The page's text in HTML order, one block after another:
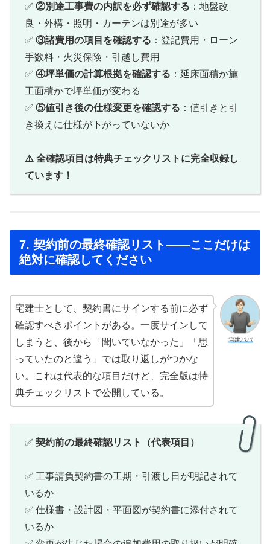
✅ ②別途工事費の内訳を必ず確認する ：地盤改
良・外構・照明・カーテンは別途が多い
✅ ③諸費用の項目を確認する ：登記費用・ローン
手数料・火災保険・引越し費用
✅ ④坪単価の計算根拠を確認する ：延床面積か施
工面積かで坪単価が変わる
✅ ⑤値引き後の仕様変更を確認する ：値引きと引
き換えに仕様が下がっていないか
⚠️ 全確認項目は特典チェックリストに完全収録し
ています！
7. 契約前の最終確認リスト——ここだけは
絶対に確認してください
宅建パパ
宅建士として、契約書にサインする前に必ず
確認すべきポイントがある。一度サインして
しまうと、後から「聞いていなかった」「思
っていたのと違う」では取り返しがつかな
い。これは代表的な項目だけど、完全版は特
典チェックリストで公開している。
✅ 契約前の最終確認リスト（代表項目）
✅ 工事請負契約書の工期・引渡し日が明記されて
いるか
✅ 仕様書・設計図・平面図が契約書に添付されて
いるか